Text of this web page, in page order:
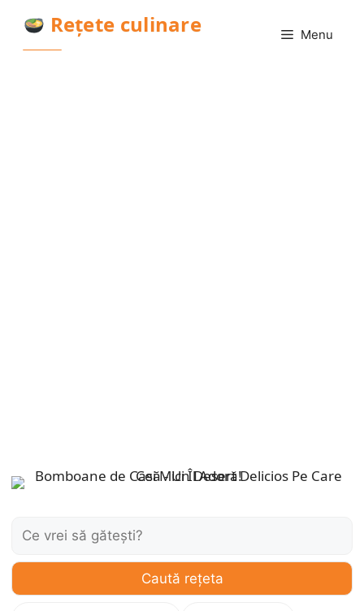
conținut
Rețete culinare Menu
Caută:
Caută rețeta